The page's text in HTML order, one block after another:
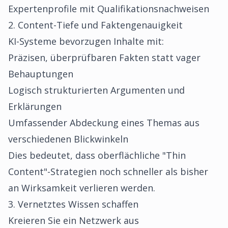
Expertenprofile mit Qualifikationsnachweisen
2. Content-Tiefe und Faktengenauigkeit
KI-Systeme bevorzugen Inhalte mit:
Präzisen, überprüfbaren Fakten statt vager
Behauptungen
Logisch strukturierten Argumenten und
Erklärungen
Umfassender Abdeckung eines Themas aus
verschiedenen Blickwinkeln
Dies bedeutet, dass oberflächliche "Thin
Content"-Strategien noch schneller als bisher
an Wirksamkeit verlieren werden.
3. Vernetztes Wissen schaffen
Kreieren Sie ein Netzwerk aus